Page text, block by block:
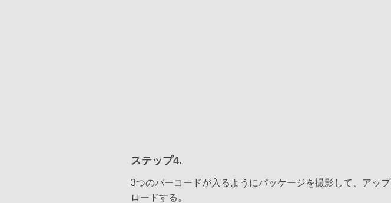
ステップ4.
3つのバーコードが入るようにパッケージを撮影して、アップ
ロードする。